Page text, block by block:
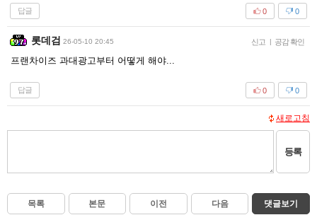
답글 0
0
롯데검 26-05-10 20:45 신고 | 공감 확인
프랜차이즈 과대광고부터 어떻게 해야...
답글 0
0
새로고침
등록
목록 본문 이전 다음 댓글보기